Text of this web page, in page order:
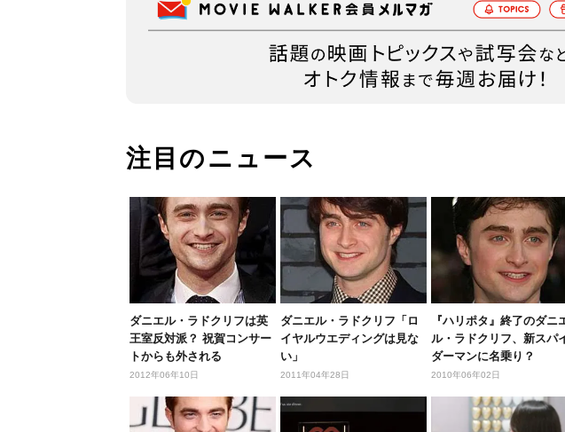
注目のニュース
ダニエル・ラドクリフは英
王室反対派？ 祝賀コンサー
トからも外される
2012年06年10日
ダニエル・ラドクリフ「ロ
イヤルウエディングは見な
い」
2011年04年28日
『ハリポタ』終了のダニ
ル・ラドクリフ、新スパ
ダーマンに名乗り？
2010年06年02日